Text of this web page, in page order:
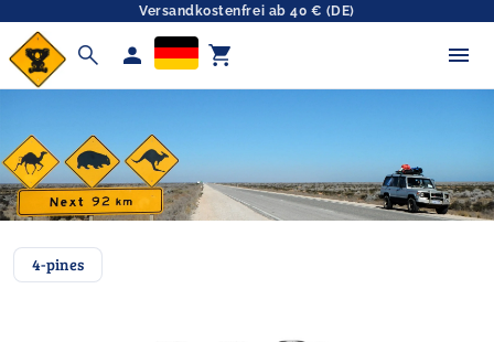
Versandkostenfrei ab 40 € (DE)
search person shopping_cart
4-pines